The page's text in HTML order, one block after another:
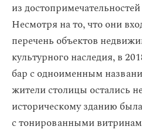
из
Несмотря на то, что они
перечень объектов
культурного наследия, в
бар с одноименным
жители столицы остались
историческому зданию
с тонированными